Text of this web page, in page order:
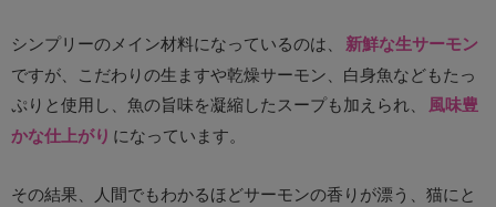
シンプリーのメイン材料になっているのは、 新鮮な生サーモン
ですが、こだわりの生ますや乾燥サーモン、白身魚などもたっ
ぷりと使用し、魚の旨味を凝縮したスープも加えられ、
風味豊
かな仕上がり になっています。
その結果、人間でもわかるほどサーモンの香りが漂う、猫にと